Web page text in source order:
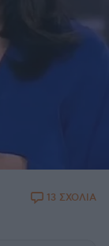
13 ΣΧΟΛΙΑ